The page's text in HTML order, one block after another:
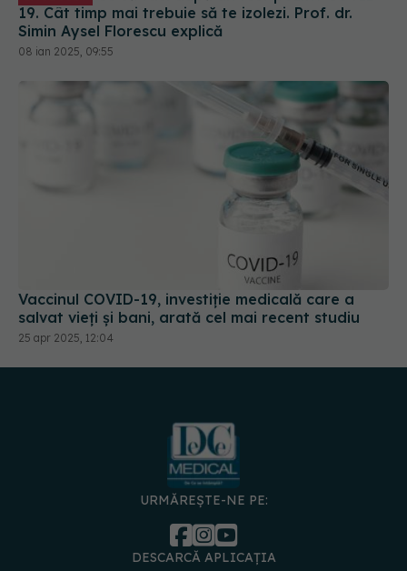
Vaccinul COVID-19, investiție medicală care a
URMĂREȘTE-NE PE:
DESCARCĂ APLICAȚIA